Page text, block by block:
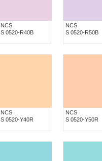
NCS
S 0520-R40B
NCS
S 0520-R50B
NCS
S 0520-Y40R
NCS
S 0520-Y50R